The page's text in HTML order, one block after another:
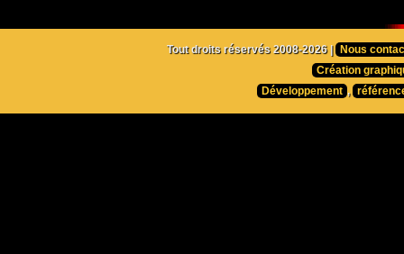
Tout droits réservés 2008-2026 |
Nous
Création
Développement ,